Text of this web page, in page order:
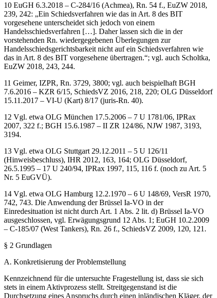
10 EuGH 6.3.2018 – C-284/16 (Achmea), Rn. 54 f., EuZW 2018,
239, 242: „Ein Schiedsverfahren wie das in Art. 8 des BIT
vorgesehene unterscheidet sich jedoch von einem
Handelsschiedsverfahren […]. Daher lassen sich die in der
vorstehenden Rn. wiedergegebenen Überlegungen zur
Handelsschiedsgerichtsbarkeit nicht auf ein Schiedsverfahren wie
das in Art. 8 des BIT vorgesehene übertragen.“; vgl. auch Scholtka,
EuZW 2018, 243, 244.
11 Geimer, IZPR, Rn. 3729, 3800; vgl. auch beispielhaft BGH
7.6.2016 – KZR 6/15, SchiedsVZ 2016, 218, 220; OLG Düsseldorf
15.11.2017 – VI-U (Kart) 8/17 (juris-Rn. 40).
12 Vgl. etwa OLG München 17.5.2006 – 7 U 1781/06, IPRax
2007, 322 f.; BGH 15.6.1987 – II ZR 124/86, NJW 1987, 3193,
3194.
13 Vgl. etwa OLG Stuttgart 29.12.2011 – 5 U 126/11
(Hinweisbeschluss), IHR 2012, 163, 164; OLG Düsseldorf,
26.5.1995 – 17 U 240/94, IPRax 1997, 115, 116 f. (noch zu Art. 5
Nr. 5 EuGVÜ).
14 Vgl. etwa OLG Hamburg 12.2.1970 – 6 U 148/69, VersR 1970,
742, 743. Die Anwendung der Brüssel Ia-VO in der
Einredesituation ist nicht durch Art. 1 Abs. 2 lit. d) Brüssel Ia-VO
ausgeschlossen, vgl. Erwägungsgrund 12 Abs. 1; EuGH 10.2.2009
– C-185/07 (West Tankers), Rn. 26 f., SchiedsVZ 2009, 120, 121.
§ 2 Grundlagen
A. Konkretisierung der Problemstellung
Kennzeichnend für die untersuchte Fragestellung ist, dass sie sich
stets in einem Aktivprozess stellt. Streitgegenstand ist die
Durchsetzung eines Anspruchs durch einen inländischen Kläger, der